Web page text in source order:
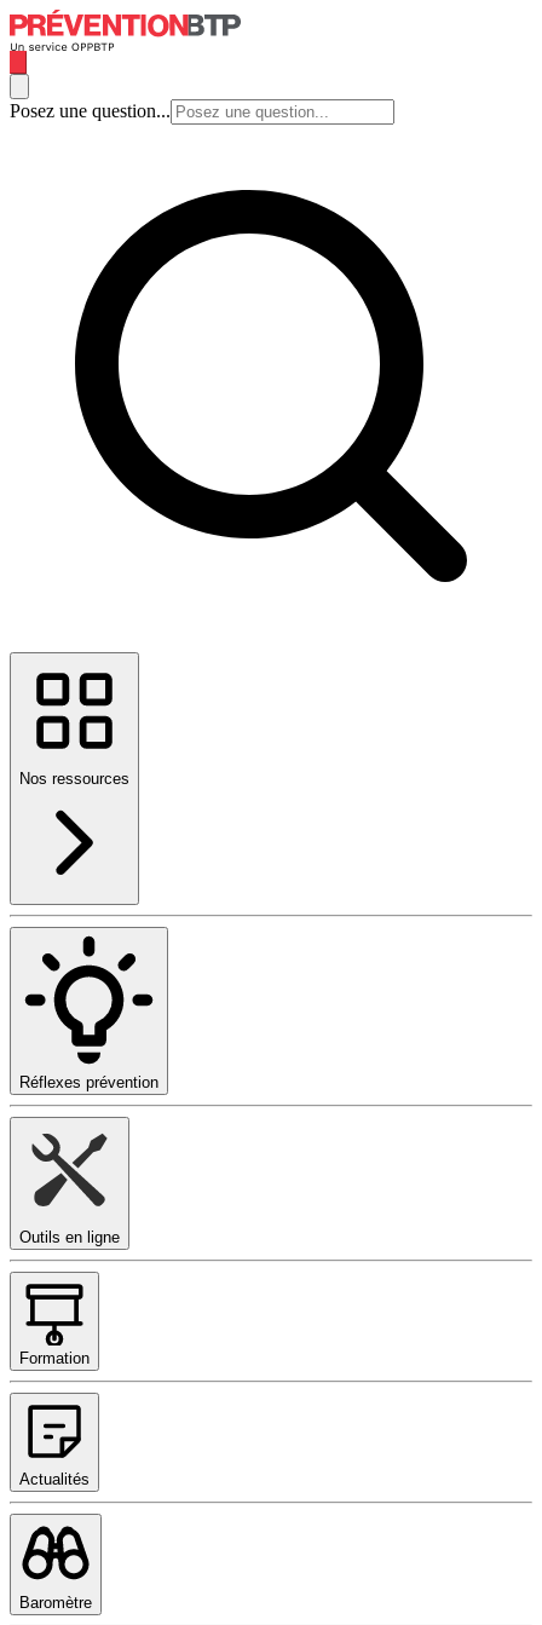
Posez une question...
Nos ressources
Réflexes prévention
Outils en ligne
Formation
Actualités
Baromètre